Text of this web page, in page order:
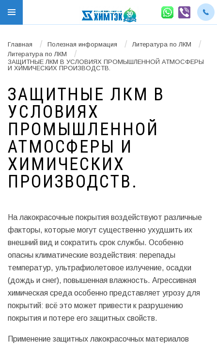
Главная / Полезная информация / Литература по ЛКМ /
Литература по ЛКМ /
ЗАЩИТНЫЕ ЛКМ В УСЛОВИЯХ ПРОМЫШЛЕННОЙ АТМОСФЕРЫ
И ХИМИЧЕСКИХ ПРОИЗВОДСТВ.
ЗАЩИТНЫЕ ЛКМ В
УСЛОВИЯХ
ПРОМЫШЛЕННОЙ
АТМОСФЕРЫ И
ХИМИЧЕСКИХ
ПРОИЗВОДСТВ.
На лакокрасочные покрытия воздействуют различные
факторы, которые могут существенно ухудшить их
внешний вид и сократить срок службы. Особенно
опасны климатические воздействия: перепады
температур, ультрафиолетовое излучение, осадки
(дождь и снег), повышенная влажность. Агрессивная
химическая среда особенно представляет угрозу для
покрытий: всё это может привести к разрушению
покрытия и потере его защитных свойств.
Применение защитных лакокрасочных материалов